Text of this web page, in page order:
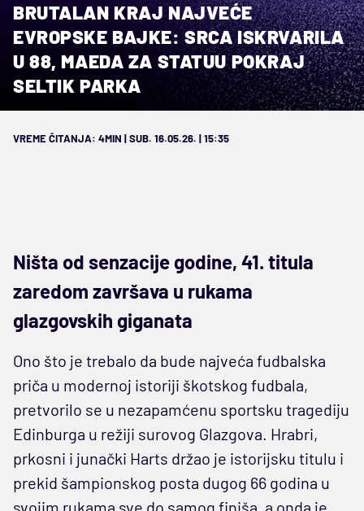
BRUTALAN KRAJ NAJVEĆE
EVROPSKE BAJKE: SRCA ISKRVARILA
U 88, MAEDA ZA STATUU POKRAJ
SELTIK PARKA
VREME ČITANJA: 4MIN | SUB. 16.05.26. | 15:35
Ništa od senzacije godine, 41. titula
zaredom završava u rukama
glazgovskih giganata
Ono što je trebalo da bude najveća fudbalska
priča u modernoj istoriji škotskog fudbala,
pretvorilo se u nezapamćenu sportsku tragediju
Edinburga u režiji surovog Glazgova. Hrabri,
prkosni i junački Harts držao je istorijsku titulu i
prekid šampionskog posta dugog 66 godina u